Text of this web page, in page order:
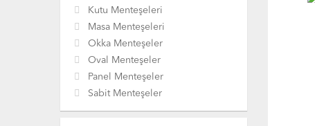
Kutu Menteşeleri
Masa Menteşeleri
Okka Menteşeler
Oval Menteşeler
Panel Menteşeler
Sabit Menteşeler